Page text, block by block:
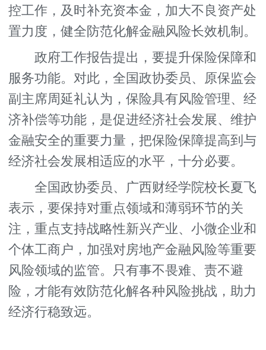
控工作，及时补充资本金，加大不良资产处
置力度，健全防范化解金融风险长效机制。
政府工作报告提出，要提升保险保障和
服务功能。对此，全国政协委员、原保监会
副主席周延礼认为，保险具有风险管理、经
济补偿等功能，是促进经济社会发展、维护
金融安全的重要力量，把保险保障提高到与
经济社会发展相适应的水平，十分必要。
全国政协委员、广西财经学院校长夏飞
表示，要保持对重点领域和薄弱环节的关
注，重点支持战略性新兴产业、小微企业和
个体工商户，加强对房地产金融风险等重要
风险领域的监管。只有事不畏难、责不避
险，才能有效防范化解各种风险挑战，助力
经济行稳致远。